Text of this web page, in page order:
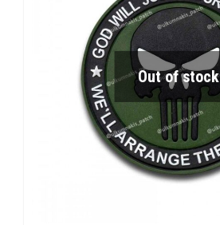
Out of stock